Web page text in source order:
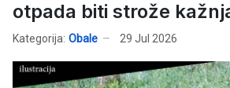
otpada biti strože
Kategorija: Obale 29 Jul 2026